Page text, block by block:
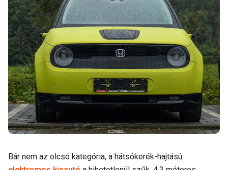
Bár nem az olcsó kategória, a hátsókerék-hajtású